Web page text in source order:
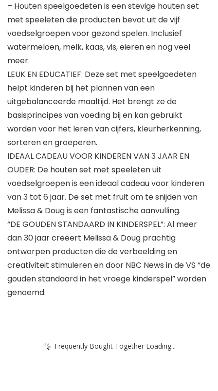
– Houten speelgoedeten is een stevige houten set
met speeleten die producten bevat uit de vijf
voedselgroepen voor gezond spelen. Inclusief
watermeloen, melk, kaas, vis, eieren en nog veel
meer.
LEUK EN EDUCATIEF: Deze set met speelgoedeten
helpt kinderen bij het plannen van een
uitgebalanceerde maaltijd. Het brengt ze de
basisprincipes van voeding bij en kan gebruikt
worden voor het leren van cijfers, kleurherkenning,
sorteren en groeperen.
IDEAAL CADEAU VOOR KINDEREN VAN 3 JAAR EN
OUDER: De houten set met speeleten uit
voedselgroepen is een ideaal cadeau voor kinderen
van 3 tot 6 jaar. De set met fruit om te snijden van
Melissa & Doug is een fantastische aanvulling.
“DE GOUDEN STANDAARD IN KINDERSPEL”: Al meer
dan 30 jaar creëert Melissa & Doug prachtig
ontworpen producten die de verbeelding en
creativiteit stimuleren en door NBC News in de VS “de
gouden standaard in het vroege kinderspel” worden
genoemd.
Frequently Bought Together Loading...